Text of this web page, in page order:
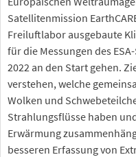
Satellitenmission
Freiluftlabor ausgebaute
für die Messungen des
2022 an den Start gehen.
verstehen, welche
Wolken und
Strahlungsflüsse haben
Erwärmung
besseren Erfassung von